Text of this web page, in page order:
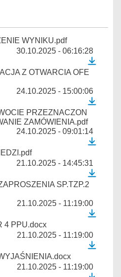
WYNIKU.pdf
30.10.2025 - 06:16:28
Z OTWARCIA OFE
24.10.2025 - 15:00:06
PRZEZNACZON
ZAMÓWIENIA.pdf
24.10.2025 - 09:01:14
21.10.2025 - 14:45:31
SP.TZP.2
21.10.2025 - 11:19:00
4 PPU.docx
21.10.2025 - 11:19:00
21.10.2025 - 11:19:00